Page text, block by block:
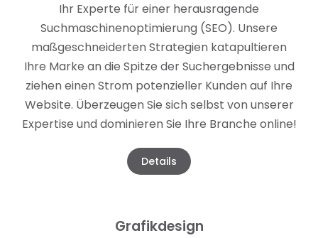
Ihr Experte für einer herausragende
Suchmaschinenoptimierung (SEO). Unsere
maßgeschneiderten Strategien katapultieren
Ihre Marke an die Spitze der Suchergebnisse und
ziehen einen Strom potenzieller Kunden auf Ihre
Website. Überzeugen Sie sich selbst von unserer
Expertise und dominieren Sie Ihre Branche online!
Details
Grafikdesign